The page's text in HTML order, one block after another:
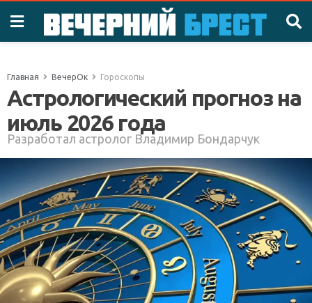
Главная ВечерОк Гороскопы
Астрологический прогноз на
июль 2026 года
Разработал астролог Владимир Бондарчук